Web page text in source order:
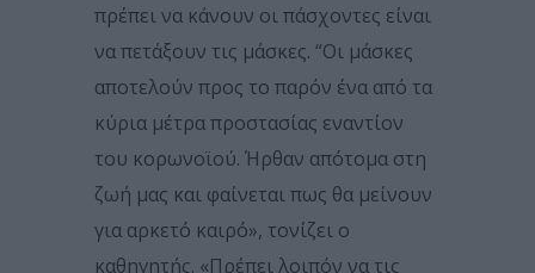
πρέπει να κάνουν οι πάσχοντες είναι
να πετάξουν τις μάσκες. “Οι μάσκες
αποτελούν προς το παρόν ένα από τα
κύρια μέτρα προστασίας εναντίον
του κορωνοϊού. Ήρθαν απότομα στη
ζωή μας και φαίνεται πως θα μείνουν
για αρκετό καιρό», τονίζει ο
καθηγητής. «Πρέπει λοιπόν να τις